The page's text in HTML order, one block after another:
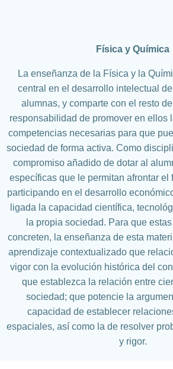
Física y Química
La enseñanza de la Física y la
central en el desarrollo intelectual
alumnas, y comparte con el resto
responsabilidad de promover en ellos
competencias necesarias para que
sociedad de forma activa. Como
compromiso añadido de dotar al
específicas que le permitan afrontar el
participando en el desarrollo
ligada la capacidad científica,
la propia sociedad. Para que
concreten, la enseñanza de esta
aprendizaje contextualizado que
vigor con la evolución histórica del
que establezca la relación entre
sociedad; que potencie la
capacidad de establecer
espaciales, así como la de resolver
y rigor.